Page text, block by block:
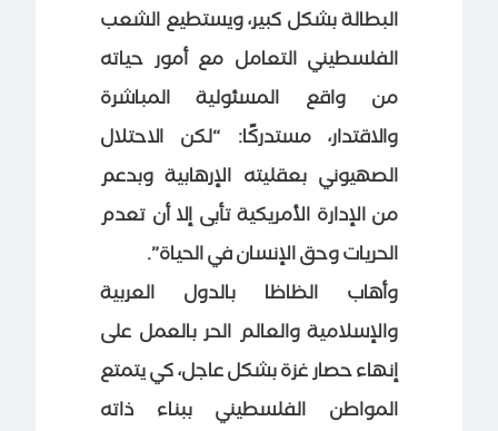
البطالة بشكل كبير، ويستطيع الشعب
الفلسطيني التعامل مع أمور حياته
من واقع المسئولية المباشرة
والاقتدار، مستدركًا: “لكن الاحتلال
الصهيوني بعقليته الإرهابية وبدعم
من الإدارة الأمريكية تأبى إلا أن تعدم
الحريات وحق الإنسان في الحياة”.
وأهاب الظاظا بالدول العربية
والإسلامية والعالم الحر بالعمل على
إنهاء حصار غزة بشكل عاجل، كي يتمتع
المواطن الفلسطيني ببناء ذاته